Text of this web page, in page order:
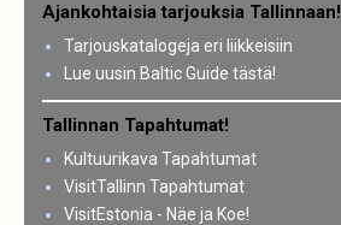
Ajankohtaisia tarjouksia Tallinnaan!
Tarjouskatalogeja eri liikkeisiin
Lue uusin Baltic Guide tästä!
Tallinnan Tapahtumat!
Kultuurikava Tapahtumat
VisitTallinn Tapahtumat
VisitEstonia - Näe ja Koe!